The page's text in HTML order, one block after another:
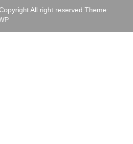
All right reserved Theme: